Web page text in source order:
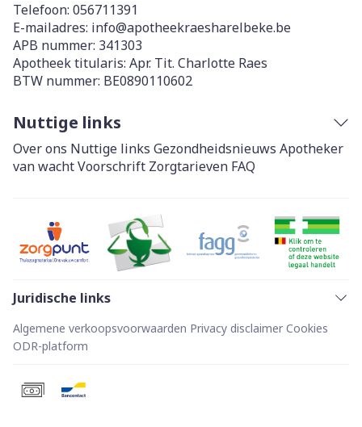
Telefoon: 056711391
E-mailadres: info@apotheekraesharelbeke.be
APB nummer: 341303
Apotheek titularis: Apr. Tit. Charlotte Raes
BTW nummer: BE0890110602
Nuttige links
Over ons Nuttige links Gezondheidsnieuws Apotheker
van wachtVoorschrift Zorgtarieven FAQ
Juridische links
Algemene verkoopsvoorwaarden Privacy disclaimer Cookies
ODR-platform